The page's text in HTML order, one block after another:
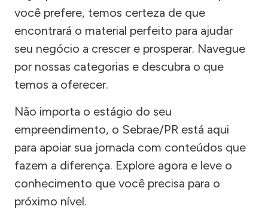
você prefere, temos certeza de que
encontrará o material perfeito para ajudar
seu negócio a crescer e prosperar. Navegue
por nossas categorias e descubra o que
temos a oferecer.
Não importa o estágio do seu
empreendimento, o Sebrae/PR está aqui
para apoiar sua jornada com conteúdos que
fazem a diferença. Explore agora e leve o
conhecimento que você precisa para o
próximo nível.